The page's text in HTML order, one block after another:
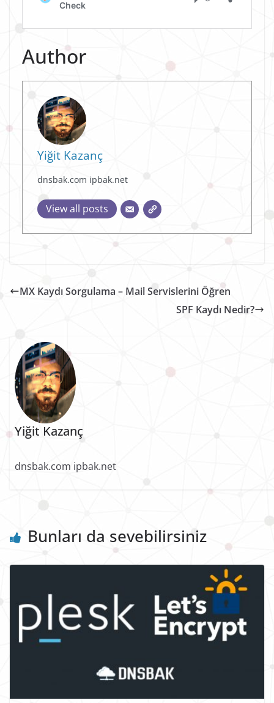
Author
Yiğit Kazanç
dnsbak.com ipbak.net
View all posts
MX Kaydı Sorgulama – Mail Servislerini Öğren
SPF Kaydı Nedir?
Yiğit Kazanç
dnsbak.com ipbak.net
Bunları da sevebilirsiniz